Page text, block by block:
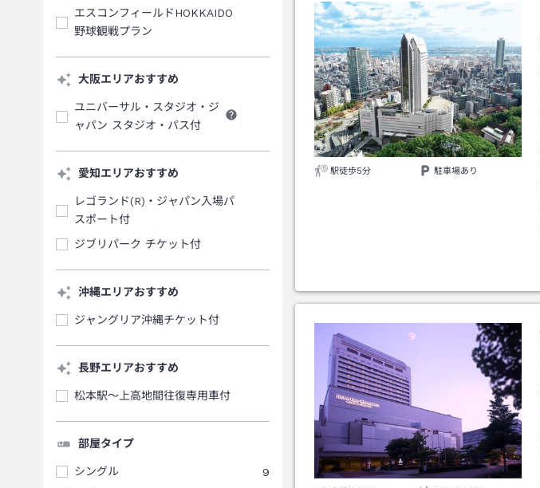
エスコンフィールドHOKKAIDO
野球観戦プラン
大阪エリアおすすめ
ユニバーサル・スタジオ・ジ
ャパン スタジオ・パス付
愛知エリアおすすめ
レゴランド(R)・ジャパン入場パ
スポート付
ジブリパーク チケット付
沖縄エリアおすすめ
ジャングリア沖縄チケット付
長野エリアおすすめ
松本駅～上高地間往復専用車付
部屋タイプ
シングル
9
駅徒歩5分 駐車場あり